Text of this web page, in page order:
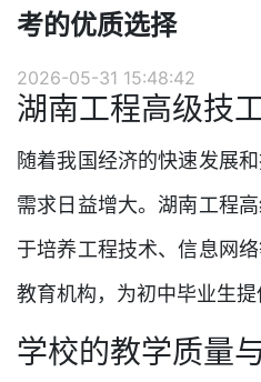
考的优质选择
2026-05-31 15:48:42
湖南工程高级技
随着我国经济的快速发展
需求日益增大。湖南工程
于培养工程技术、信息网
教育机构，为初中毕业生提
学校的教学质量